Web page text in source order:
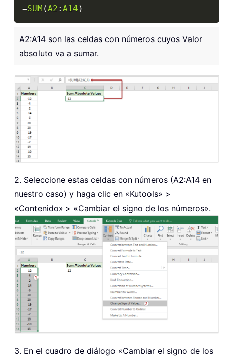
=SUM (A2 : A14 )
A2:A14 son las celdas con números cuyos Valor
absoluto va a sumar.
2. Seleccione estas celdas con números (A2:A14 en
nuestro caso) y haga clic en «Kutools» >
«Contenido» > «Cambiar el signo de los números».
3. En el cuadro de diálogo «Cambiar el signo de los